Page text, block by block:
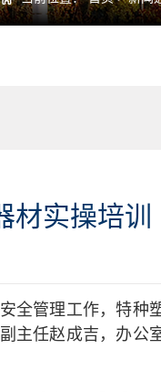
材实操培训
全管理工作，特种
主任赵成吉，办公